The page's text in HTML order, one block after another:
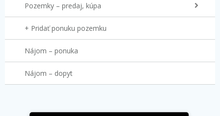
Pozemky – predaj, kúpa
+ Pridať ponuku pozemku
Nájom – ponuka
Nájom – dopyt